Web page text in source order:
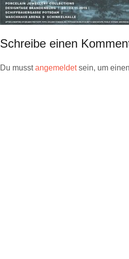
Schreibe einen
Du musstangemeldetsein, um